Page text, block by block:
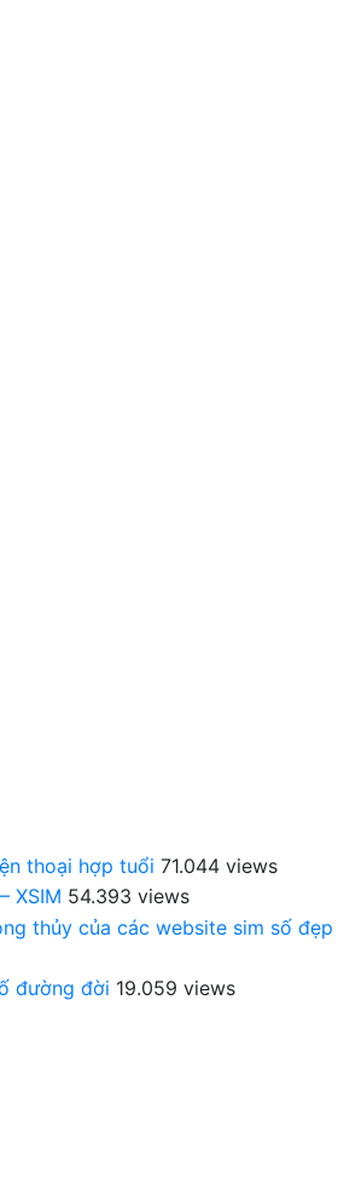
thoại hợp tuổi 71.044 views
XSIM 54.393 views
thủy của các website sim số đẹp
đường đời 19.059 views